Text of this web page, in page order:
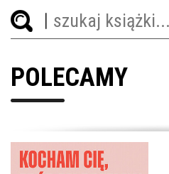
POLECAMY